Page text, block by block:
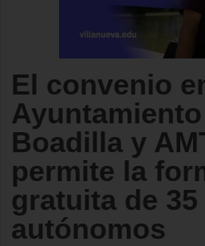
El convenio
Boadilla y
permite la
gratuita de 35
autónomos